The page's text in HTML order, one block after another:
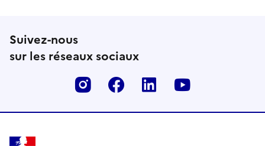
Suivez-nous
sur les réseaux sociaux
InstagramFacebookLinkedin